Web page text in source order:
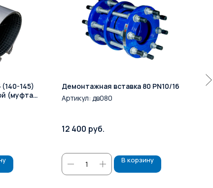
145)
(муфта
Демонтажная вставка 80 PN10/16
Артикул: дв080
12 400 руб.
В корзину